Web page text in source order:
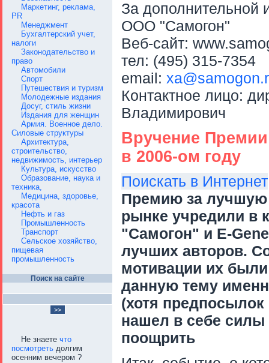
Маркетинг, реклама,
PR
Менеджмент
Бухгалтерский учет,
налоги
Законодательство и
право
Автомобили
Спорт
Путешествия и туризм
Молодежные издания
Досуг, стиль жизни
Издания для женщин
Армия. Военное дело.
Силовые структуры
Архитектура,
строительство,
недвижимость, интерьер
Культура, искусство
Образование, наука и
техника,
Медицина, здоровье,
красота
Нефть и газ
Промышленность
Транспорт
Сельское хозяйство,
пищевая
промышленность
Поиск на сайте
Не знаете что
посмотреть долгим
осенним вечером ?
За дополнительной
ООО "Самогон"
Веб-сайт:
тел: (495) 315-7354
email:
Контактное лицо:
Владимирович
Вручение
в 2006-ом году
Поискать в Интернет
Премию за лучшую
рынке учредили в
"Самогон" и E-
лучших авторов.
мотивации их
данную тему
(хотя предпосылок
нашел в себе силы
поощрить